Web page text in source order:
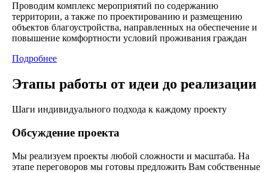
Проводим комплекс мероприятий по содержанию
территории, а также по проектированию и размещению
объектов благоустройства, направленных на обеспечение и
повышение комфортности условий проживания граждан
Подробнее
Этапы работы от идеи до реализации
Шаги индивидуального подхода к каждому проекту
Обсуждение проекта
Мы реализуем проекты любой сложности и масштаба. На
этапе переговоров мы готовы предложить Вам собственные